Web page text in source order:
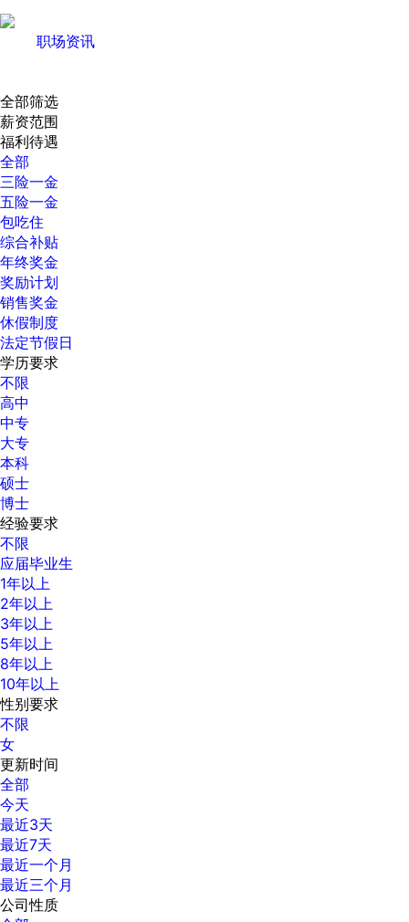
职场资讯
全部筛选
薪资范围
福利待遇
全部
三险一金
五险一金
包吃住
综合补贴
年终奖金
奖励计划
销售奖金
休假制度
法定节假日
学历要求
不限
高中
中专
大专
本科
硕士
博士
经验要求
不限
应届毕业生
1年以上
2年以上
3年以上
5年以上
8年以上
10年以上
性别要求
不限
女
更新时间
全部
今天
最近3天
最近7天
最近一个月
最近三个月
公司性质